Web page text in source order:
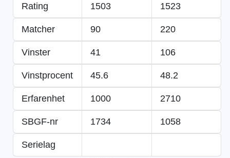
Rating 1503 1523
Matcher 90 220
Vinster 41 106
Vinstprocent 45.6 48.2
Erfarenhet 1000 2710
SBGF-nr 1734 1058
Serielag